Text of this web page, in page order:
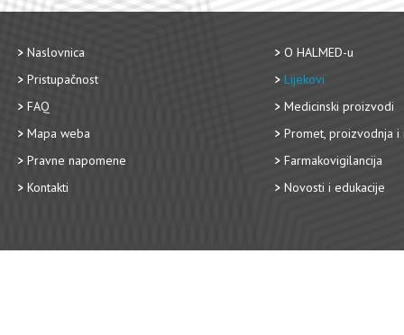
Naslovnica
Pristupačnost
FAQ
Mapa weba
Pravne napomene
Kontakti
O HALMED-u
Lijekovi
Medicinski proizvodi
Promet, proizvodnja i
Farmakovigilancija
Novosti i edukacije